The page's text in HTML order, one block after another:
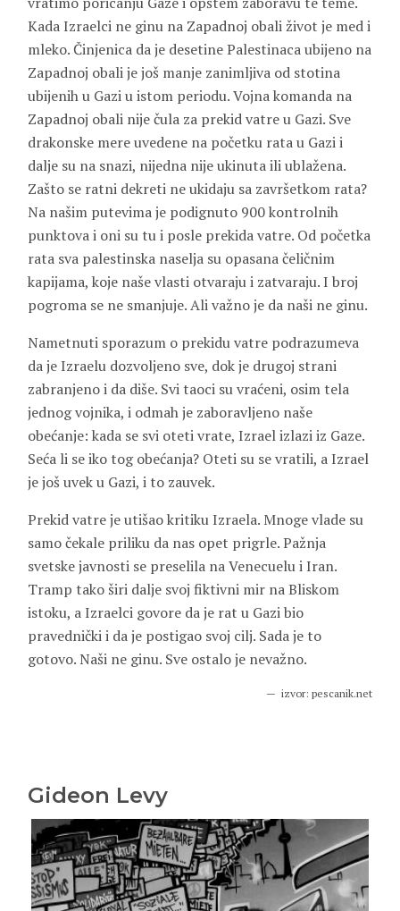
Kada Izraelci ne ginu na Zapadnoj obali život je med i
mleko. Činjenica da je desetine Palestinaca ubijeno na
Zapadnoj obali je još manje zanimljiva od stotina
ubijenih u Gazi u istom periodu. Vojna komanda na
Zapadnoj obali nije čula za prekid vatre u Gazi. Sve
drakonske mere uvedene na početku rata u Gazi i
dalje su na snazi, nijedna nije ukinuta ili ublažena.
Zašto se ratni dekreti ne ukidaju sa završetkom rata?
Na našim putevima je podignuto 900 kontrolnih
punktova i oni su tu i posle prekida vatre. Od početka
rata sva palestinska naselja su opasana čeličnim
kapijama, koje naše vlasti otvaraju i zatvaraju. I broj
pogroma se ne smanjuje. Ali važno je da naši ne ginu.
Nametnuti sporazum o prekidu vatre podrazumeva
da je Izraelu dozvoljeno sve, dok je drugoj strani
zabranjeno i da diše. Svi taoci su vraćeni, osim tela
jednog vojnika, i odmah je zaboravljeno naše
obećanje: kada se svi oteti vrate, Izrael izlazi iz Gaze.
Seća li se iko tog obećanja? Oteti su se vratili, a Izrael
je još uvek u Gazi, i to zauvek.
Prekid vatre je utišao kritiku Izraela. Mnoge vlade su
samo čekale priliku da nas opet prigrle. Pažnja
svetske javnosti se preselila na Venecuelu i Iran.
Tramp tako širi dalje svoj fiktivni mir na Bliskom
istoku, a Izraelci govore da je rat u Gazi bio
pravednički i da je postigao svoj cilj. Sada je to
gotovo. Naši ne ginu. Sve ostalo je nevažno.
izvor: pescanik.net
Gideon Levy